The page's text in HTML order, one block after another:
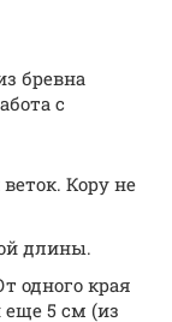
бревна
с
Кору не
длины.
одного края
еще 5 см (из